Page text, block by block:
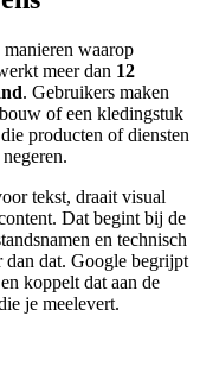
manieren waarop
meer dan 12
. Gebruikers maken
of een kledingstuk
producten of diensten
tekst, draait visual
Dat begint bij de
en technisch
dan dat. Google begrijpt
koppelt dat aan de
je meelevert.